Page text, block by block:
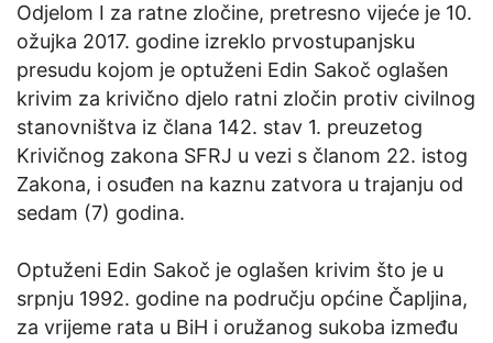
Odjelom I za ratne zločine, pretresno vijeće je 10.
ožujka 2017. godine izreklo prvostupanjsku
presudu kojom je optuženi Edin Sakoč oglašen
krivim za krivično djelo ratni zločin protiv civilnog
stanovništva iz člana 142. stav 1. preuzetog
Krivičnog zakona SFRJ u vezi s članom 22. istog
Zakona, i osuđen na kaznu zatvora u trajanju od
sedam (7) godina.
Optuženi Edin Sakoč je oglašen krivim što je u
srpnju 1992. godine na području općine Čapljina,
za vrijeme rata u BiH i oružanog sukoba između